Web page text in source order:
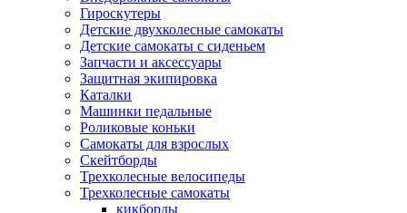
Гироскутеры
Детские двухколесные самокаты
Детские самокаты с сиденьем
Запчасти и аксессуары
Защитная экипировка
Каталки
Машинки педальные
Роликовые коньки
Самокаты для взрослых
Скейтборды
Трехколесные велосипеды
Трехколесные самокаты
кикборды